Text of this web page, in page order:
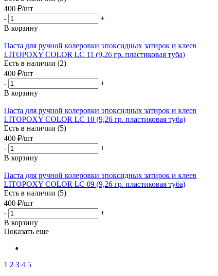
400 ₽/шт
-
+
В корзину
Паста для ручной колеровки эпоксидных затирок и клеев
LITOPOXY COLOR LC 11 (9,26 гр. пластиковая туба)
Есть в наличии (2)
400 ₽/шт
-
+
В корзину
Паста для ручной колеровки эпоксидных затирок и клеев
LITOPOXY COLOR LC 10 (9,26 гр. пластиковая туба)
Есть в наличии (5)
400 ₽/шт
-
+
В корзину
Паста для ручной колеровки эпоксидных затирок и клеев
LITOPOXY COLOR LC 09 (9,26 гр. пластиковая туба)
Есть в наличии (5)
400 ₽/шт
-
+
В корзину
Показать еще
1 2 3 4 5